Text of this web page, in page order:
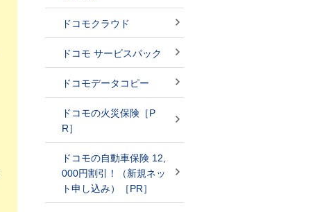
ドコモクラウド
ドコモ サービスパック
ドコモデータコピー
ドコモの火災保険［P
R］
ドコモの自動車保険 12,
000円割引！（新規ネッ
ト申し込み）［PR］